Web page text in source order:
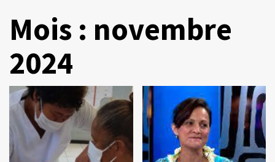
Mois : novembre
2024